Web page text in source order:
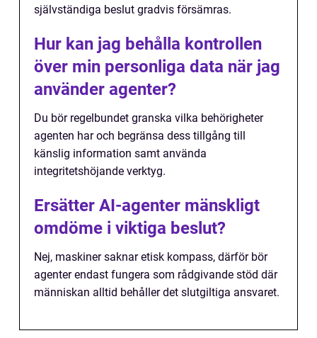
självständiga beslut gradvis försämras.
Hur kan jag behålla kontrollen
över min personliga data när jag
använder agenter?
Du bör regelbundet granska vilka behörigheter
agenten har och begränsa dess tillgång till
känslig information samt använda
integritetshöjande verktyg.
Ersätter AI-agenter mänskligt
omdöme i viktiga beslut?
Nej, maskiner saknar etisk kompass, därför bör
agenter endast fungera som rådgivande stöd där
människan alltid behåller det slutgiltiga ansvaret.